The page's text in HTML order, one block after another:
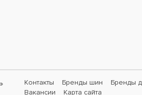
Контакты Бренды шин Бренды
Вакансии
Карта сайта